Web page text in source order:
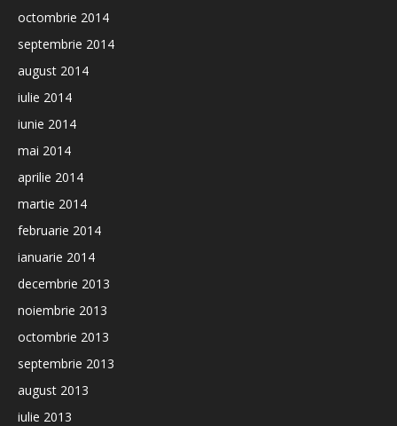
octombrie 2014
septembrie 2014
august 2014
iulie 2014
iunie 2014
mai 2014
aprilie 2014
martie 2014
februarie 2014
ianuarie 2014
decembrie 2013
noiembrie 2013
octombrie 2013
septembrie 2013
august 2013
iulie 2013